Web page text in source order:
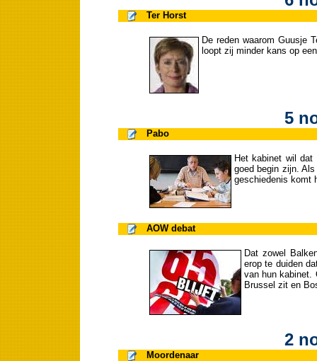
Ter Horst
De reden waarom Guusje
loopt zij minder kans op
5
Pabo
Het kabinet wil
goed begin zijn.
geschiedenis komt
AOW debat
Dat zowel
erop te duiden
van hun kabinet.
Brussel zit en
2
Moordenaar